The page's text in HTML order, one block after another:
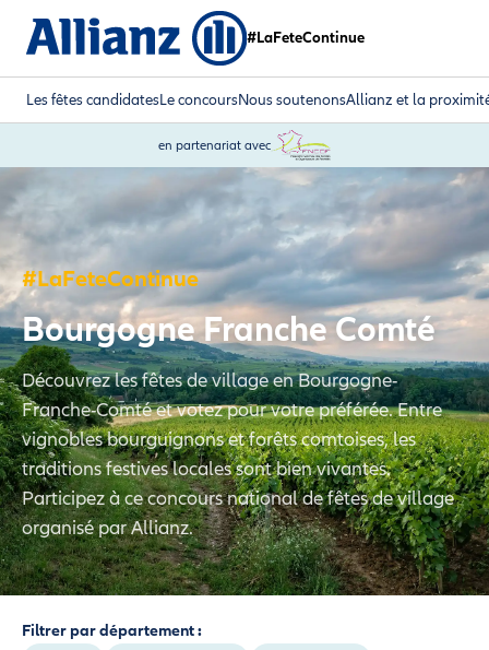
#LaFeteContinue
Les fêtes candidatesLe concoursNous soutenonsAllianz et la
en partenariat avec
#LaFeteContinue
Bourgogne Franche Comté
Découvrez les fêtes de village en Bourgogne-
Franche-Comté et votez pour votre préférée. Entre
vignobles bourguignons et forêts comtoises, les
traditions festives locales sont bien vivantes.
Participez à ce concours national de fêtes de village
organisé par Allianz.
Filtrer par département :